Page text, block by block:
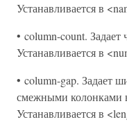
Устанавливается в
• column-count. Задает
Устанавливается в
• column-gap. Задает
смежными колонками
Устанавливается в